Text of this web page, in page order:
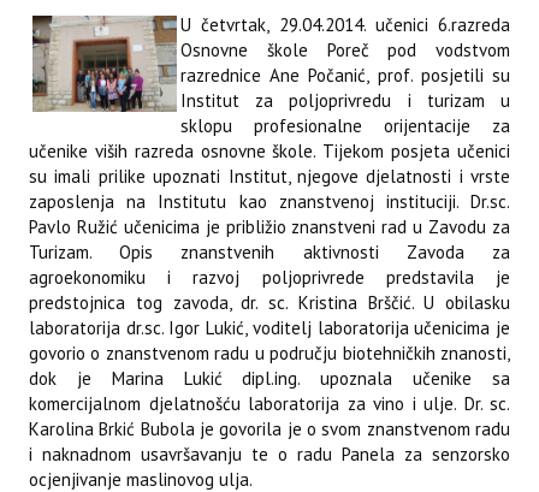
U četvrtak, 29.04.2014. učenici 6.razreda
Osnovne škole Poreč pod vodstvom
razrednice Ane Počanić, prof. posjetili su
Institut za poljoprivredu i turizam u
sklopu profesionalne orijentacije za
učenike viših razreda osnovne škole. Tijekom posjeta učenici
su imali prilike upoznati Institut, njegove djelatnosti i vrste
zaposlenja na Institutu kao znanstvenoj instituciji. Dr.sc.
Pavlo Ružić učenicima je približio znanstveni rad u Zavodu za
Turizam. Opis znanstvenih aktivnosti Zavoda za
agroekonomiku i razvoj poljoprivrede predstavila je
predstojnica tog zavoda, dr. sc. Kristina Brščić. U obilasku
laboratorija dr.sc. Igor Lukić, voditelj laboratorija učenicima je
govorio o znanstvenom radu u području biotehničkih znanosti,
dok je Marina Lukić dipl.ing. upoznala učenike sa
komercijalnom djelatnošću laboratorija za vino i ulje. Dr. sc.
Karolina Brkić Bubola je govorila je o svom znanstvenom radu
i naknadnom usavršavanju te o radu Panela za senzorsko
ocjenjivanje maslinovog ulja.